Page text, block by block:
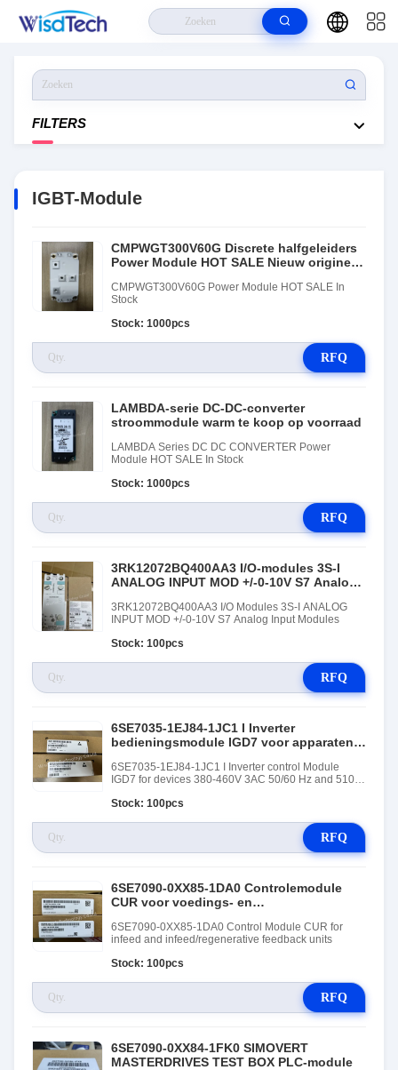
FILTERS
IGBT-Module
CMPWGT300V60G Discrete halfgeleiders
Power Module HOT SALE Nieuw origineel
CMPWGT300V60G Power Module HOT SALE In
Stock
Stock: 1000pcs
RFQ
LAMBDA-serie DC-DC-converter
stroommodule warm te koop op voorraad
LAMBDA Series DC DC CONVERTER Power
Module HOT SALE In Stock
Stock: 1000pcs
RFQ
3RK12072BQ400AA3 I/O-modules 3S-I
ANALOG INPUT MOD +/-0-10V S7 Analog
3RK12072BQ400AA3 I/O Modules 3S-I ANALOG
INPUT MOD +/-0-10V S7 Analog Input Modules
Stock: 100pcs
RFQ
6SE7035-1EJ84-1JC1 I Inverter
bedieningsmodule IGD7 voor apparaten
510A
6SE7035-1EJ84-1JC1 I Inverter control Module
IGD7 for devices 380-460V 3AC 50/60 Hz and 510-
Stock: 100pcs
RFQ
6SE7090-0XX85-1DA0 Controlemodule
CUR voor voedings- en
terugkoppelingseenheden
6SE7090-0XX85-1DA0 Control Module CUR for
infeed and infeed/regenerative feedback units
Stock: 100pcs
RFQ
6SE7090-0XX84-1FK0 SIMOVERT
MASTERDRIVES TEST BOX PLC-module